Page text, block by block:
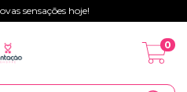
sensações hoje!
0